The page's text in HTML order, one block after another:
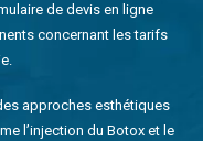
de devis en ligne
concernant les tarifs
approches esthétiques
l’injection du Botox et le